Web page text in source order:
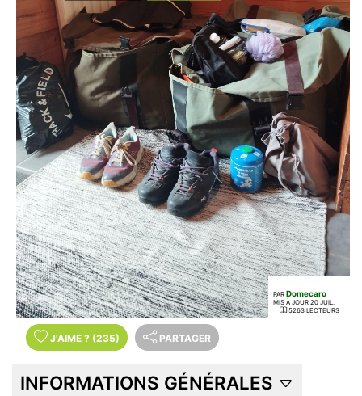
PAR Domecaro
MIS À JOUR 20 JUIL.
5263 LECTEURS
J'AIME ? (235) PARTAGER
INFORMATIONS GÉNÉRALES